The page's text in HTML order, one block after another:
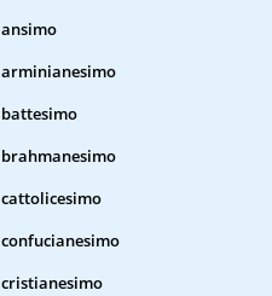
ansimo
arminianesimo
battesimo
brahmanesimo
cattolicesimo
confucianesimo
cristianesimo